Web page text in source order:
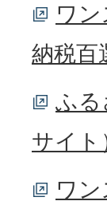
ワ
納税百
ふる
サイト
ワ